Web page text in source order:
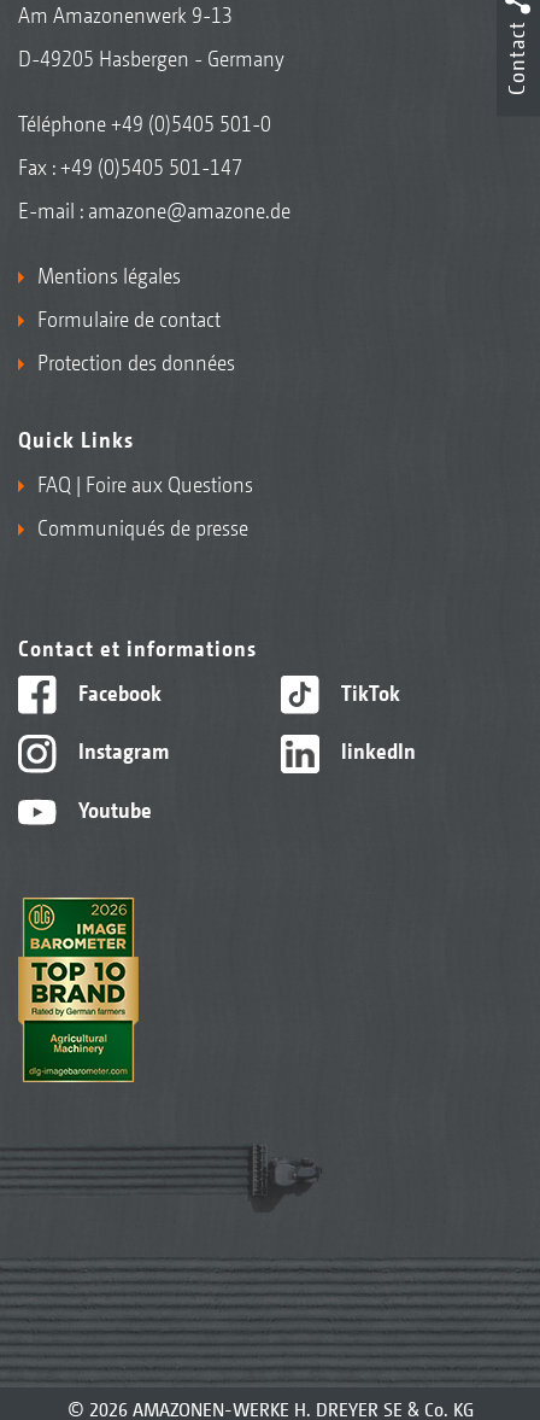
InsectGuard
Extincteur 2+3
Différentes variantes de siège, par exemple le siège
"De Luxe" Grammer chauffant et avec suspension
La boule d’attelage, ici avec point de fixation
Am Amazonenwerk 9-13
D-49205 Hasbergen - Germany
Téléphone+49 (0)5405 501-0
Fax : +49 (0)5405 501-147
E-mail : amazone@amazone.de
Mentions légales
Formulaire de contact
Protection des données
Quick Links
FAQ | Foire aux Questions
Communiqués de presse
Contact et informations
Facebook
Instagram
Youtube
TikTok
linkedIn
© 2026 AMAZONEN-WERKE H. DREYER SE & Co. KG
Contact